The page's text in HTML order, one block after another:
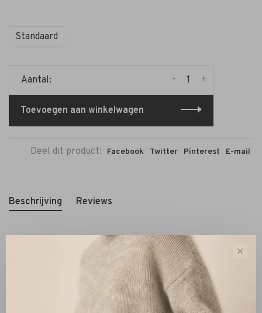
Standaard
Aantal: +
-
Toevoegen aan winkelwagen
Deel dit product: Facebook Twitter Pinterest E-mail
Beschrijving Reviews
De Ketting Lang Pompoen wit is een elegante en speelse
accessoire met een frisse uitstraling. De combinatie van
witte kralen, een kwastje en een subtiele gekleurde
hanger zorgt voor een lichte en zomerse look.
✕